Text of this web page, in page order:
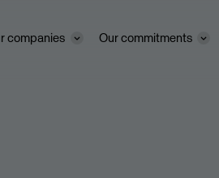
companies Our commitments